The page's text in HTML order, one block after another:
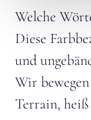
Welche
Diese
und
Wir
Terrain,